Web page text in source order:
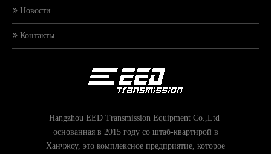
Новости
Контакты
Hangzhou EED Transmission Equipment Co.,Ltd
основанная в 2015 году со штаб-квартирой в
Ханчжоу, это комплексное предприятие, которое